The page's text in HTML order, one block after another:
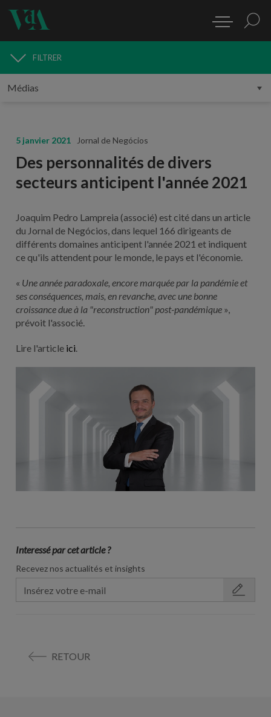
MÉDIAS
FILTRER
5 janvier 2021 Jornal de Negócios
Des personnalités de divers
secteurs anticipent l'année 2021
Joaquim Pedro Lampreia (associé) est cité dans un article
du Jornal de Negócios, dans lequel 166 dirigeants de
différents domaines anticipent l'année 2021 et indiquent
ce qu'ils attendent pour le monde, le pays et l'économie.
« Une année paradoxale, encore marquée par la pandémie et
ses conséquences, mais, en revanche, avec une bonne
croissance due à la "reconstruction" post-pandémique »,
prévoit l'associé.
Lire l'article ici
Interessé par cet article ?
Recevez nos actualités et insights
RETOUR